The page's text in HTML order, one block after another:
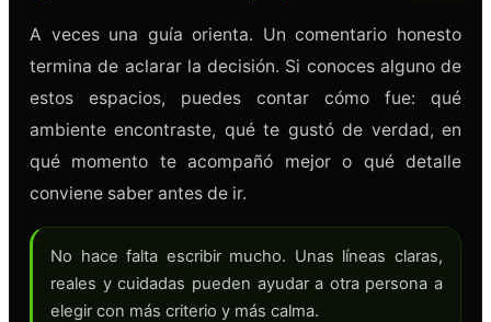
A veces una guía orienta. Un comentario honesto
termina de aclarar la decisión. Si conoces alguno de
estos espacios, puedes contar cómo fue: qué
ambiente encontraste, qué te gustó de verdad, en
qué momento te acompañó mejor o qué detalle
conviene saber antes de ir.
No hace falta escribir mucho. Unas líneas claras,
reales y cuidadas pueden ayudar a otra persona a
elegir con más criterio y más calma.